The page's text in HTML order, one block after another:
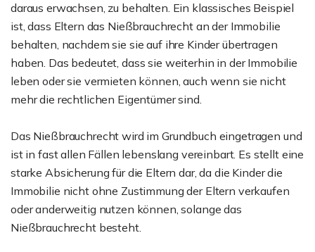
daraus erwachsen, zu behalten. Ein klassisches Beispiel
ist, dass Eltern das Nießbrauchrecht an der Immobilie
behalten, nachdem sie sie auf ihre Kinder übertragen
haben. Das bedeutet, dass sie weiterhin in der Immobilie
leben oder sie vermieten können, auch wenn sie nicht
mehr die rechtlichen Eigentümer sind.
Das Nießbrauchrecht wird im Grundbuch eingetragen und
ist in fast allen Fällen lebenslang vereinbart. Es stellt eine
starke Absicherung für die Eltern dar, da die Kinder die
Immobilie nicht ohne Zustimmung der Eltern verkaufen
oder anderweitig nutzen können, solange das
Nießbrauchrecht besteht.